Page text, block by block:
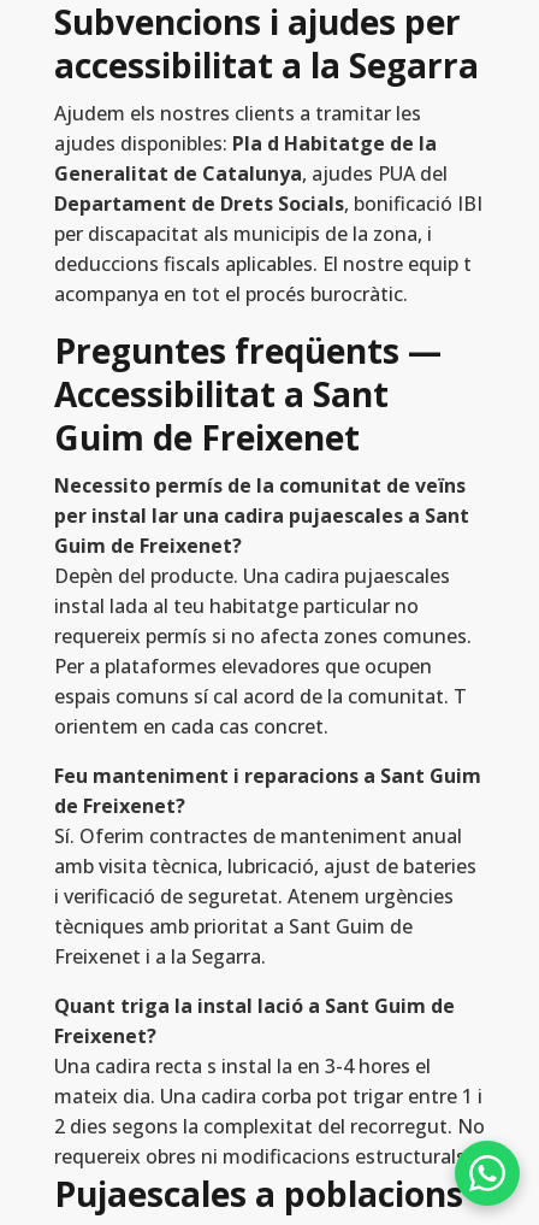
Subvencions i ajudes per
accessibilitat a la Segarra
Ajudem els nostres clients a tramitar les
ajudes disponibles: Pla d Habitatge de la
Generalitat de Catalunya, ajudes PUA del
Departament de Drets Socials, bonificació IBI
per discapacitat als municipis de la zona, i
deduccions fiscals aplicables. El nostre equip t
acompanya en tot el procés burocràtic.
Preguntes freqüents —
Accessibilitat a Sant
Guim de Freixenet
Necessito permís de la comunitat de veïns
per instal lar una cadira pujaescales a Sant
Guim de Freixenet?
Depèn del producte. Una cadira pujaescales
instal lada al teu habitatge particular no
requereix permís si no afecta zones comunes.
Per a plataformes elevadores que ocupen
espais comuns sí cal acord de la comunitat. T
orientem en cada cas concret.
Feu manteniment i reparacions a Sant Guim
de Freixenet?
Sí. Oferim contractes de manteniment anual
amb visita tècnica, lubricació, ajust de bateries
i verificació de seguretat. Atenem urgències
tècniques amb prioritat a Sant Guim de
Freixenet i a la Segarra.
Quant triga la instal lació a Sant Guim de
Freixenet?
Una cadira recta s instal la en 3-4 hores el
mateix dia. Una cadira corba pot trigar entre 1 i
2 dies segons la complexitat del recorregut. No
requereix obres ni modificacions estructurals.
Pujaescales a poblacions